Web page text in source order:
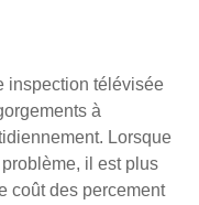
inspection télévisée
à
Lorsque
il est plus
coût des percement